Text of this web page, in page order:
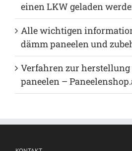
einen LKW geladen
Alle wichtigen
dämm paneelen und
Verfahren zur
paneelen –